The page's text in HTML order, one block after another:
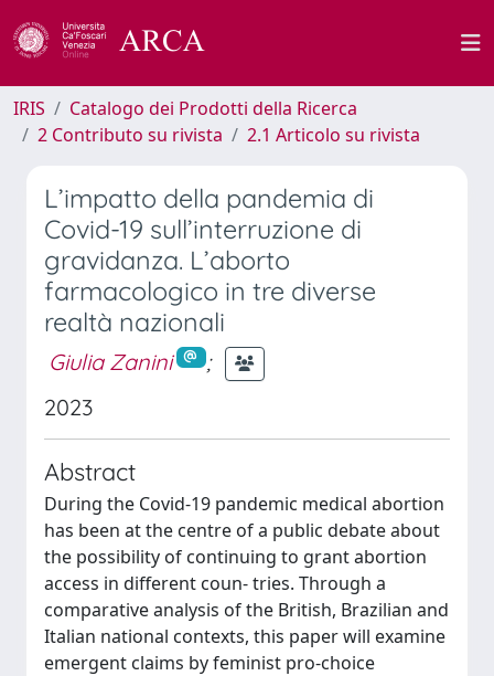
IRIS
Catalogo dei Prodotti della Ricerca
2 Contributo su rivista
2.1 Articolo su rivista
L’impatto della pandemia di
Covid-19 sull’interruzione di
gravidanza. L’aborto
farmacologico in tre diverse
realtà nazionali
Giulia Zanini
;
2023
Abstract
During the Covid-19 pandemic medical abortion
has been at the centre of a public debate about
the possibility of continuing to grant abortion
access in different coun- tries. Through a
comparative analysis of the British, Brazilian and
Italian national contexts, this paper will examine
emergent claims by feminist pro-choice